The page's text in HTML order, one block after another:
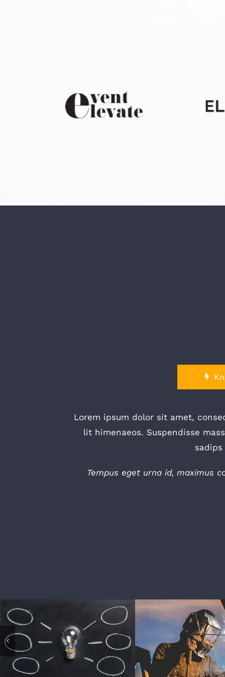
Lorem ipsum dolor sit amet,
lit himenaeos. Suspendisse
Tempus eget urna id, maximus